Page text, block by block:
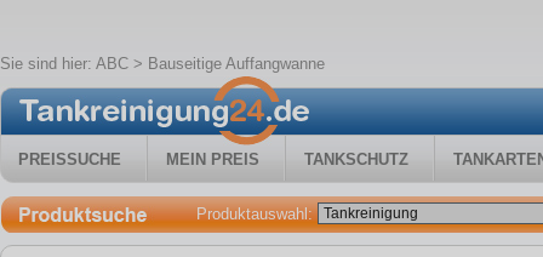
Sie sind hier: ABC > Bauseitige Auffangwanne
PREISSUCHE MEIN PREIS TANKSCHUTZ
Produktauswahl: